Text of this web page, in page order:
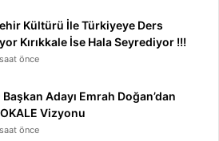
Kültürü İle Türkiyeye Ders
Kırıkkale İse Hala Seyrediyor !!!
önce
Başkan Adayı Emrah Doğan’dan
Vizyonu
önce